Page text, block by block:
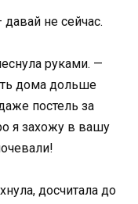
не сейчас.
руками. —
дома дольше
постель за
я захожу в вашу
досчитала до